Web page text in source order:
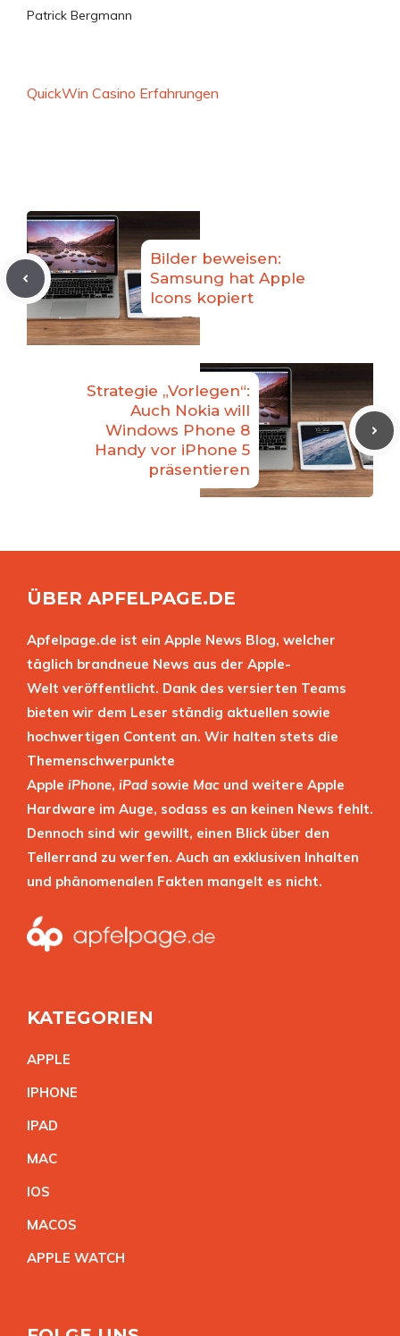
Patrick Bergmann
QuickWin Casino Erfahrungen
Bilder beweisen:
Samsung hat Apple
Icons kopiert
Strategie „Vorlegen“:
Auch Nokia will
Windows Phone 8
Handy vor iPhone 5
präsentieren
ÜBER APFELPAGE.DE
Apfelpage.de ist ein Apple News Blog, welcher
täglich brandneue News aus der Apple-
Welt veröffentlicht. Dank des versierten Teams
bieten wir dem Leser ständig aktuellen sowie
hochwertigen Content an. Wir halten stets die
Themenschwerpunkte
Apple iPhone, iPad sowie Mac und weitere Apple
Hardware im Auge, sodass es an keinen News fehlt.
Dennoch sind wir gewillt, einen Blick über den
Tellerrand zu werfen. Auch an exklusiven Inhalten
und phänomenalen Fakten mangelt es nicht.
KATEGORIEN
APPLE
IPHONE
IPAD
MAC
IOS
MACOS
APPLE WATCH